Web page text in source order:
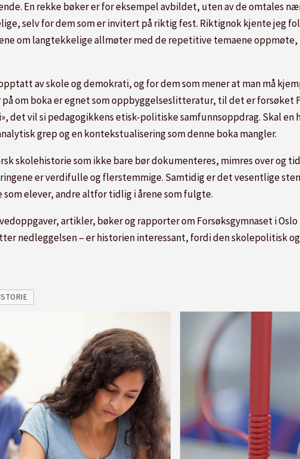
En rekke bøker er for eksempel avbildet, uten av de omtales
selv for dem som er invitert på riktig fest. Riktignok kjente jeg
om langtekkelige allmøter med de repetitive temaene oppmøte,
av skole og demokrati, og for dem som mener at man må
om boka er egnet som oppbyggelseslitteratur, til det er forsøket
det vil si pedagogikkens etisk-politiske samfunnsoppdrag. Skal
grep og en kontekstualisering som denne boka mangler.
skolehistorie som ikke bare bør dokumenteres, mimres over
er verdifulle og flerstemmige. Samtidig er det vesentlige
elever, andre altfor tidlig i årene som fulgte.
artikler, bøker og rapporter om Forsøksgymnaset i
nedleggelsen – er historien interessant, fordi den skolepolitisk